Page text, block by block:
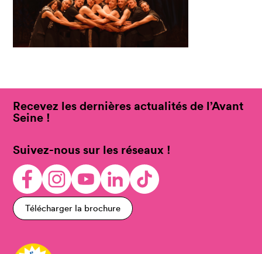
Recevez les dernières actualités de l’Avant
Seine !
Suivez-nous sur les réseaux !
Télécharger la brochure